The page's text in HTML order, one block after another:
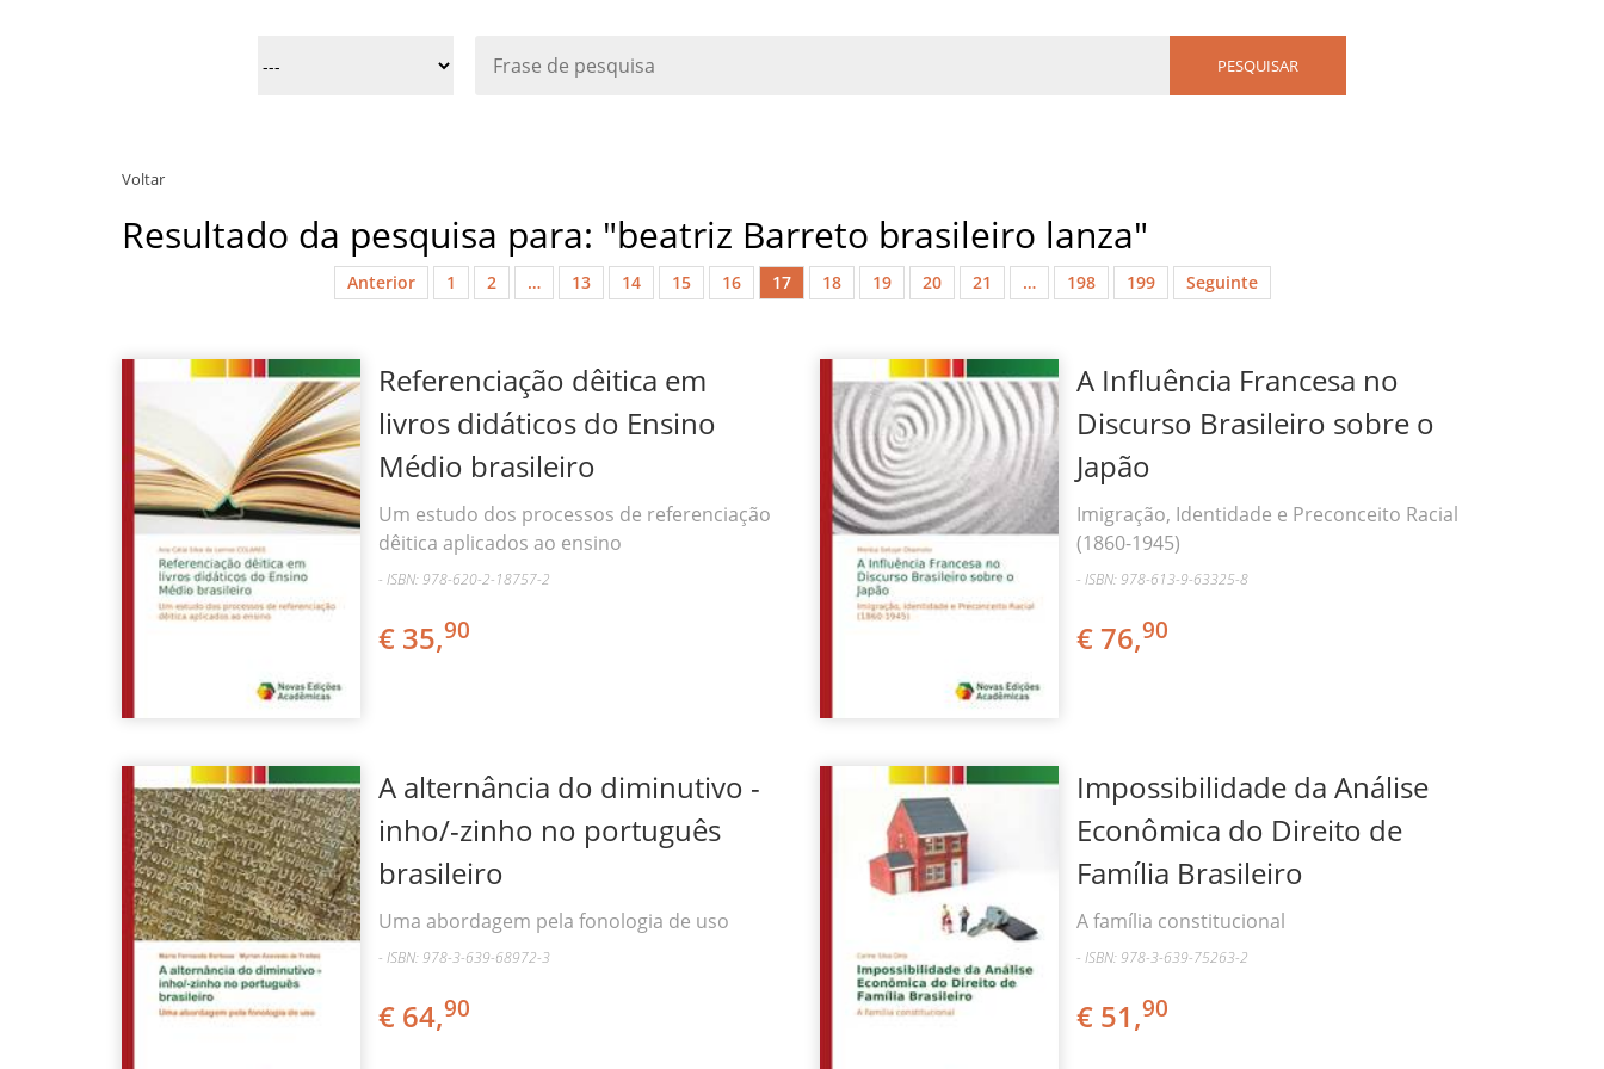
Voltar
Resultado da pesquisa para: "beatriz Barreto brasileiro lanza"
Anterior 1 2 … 13 14 15 16 17 18 19 20 21 … 198 199 Seguinte
Referenciação dêitica em
livros didáticos do Ensino
Médio brasileiro
Um estudo dos processos de referenciação
dêitica aplicados ao ensino
- ISBN: 978-620-2-18757-2
€ 35,90
A Influência Francesa no
Discurso Brasileiro sobre o
Japão
Imigração, Identidade e Preconceito Racial
(1860-1945)
- ISBN: 978-613-9-63325-8
€ 76,90
A alternância do diminutivo -
inho/-zinho no português
brasileiro
Uma abordagem pela fonologia de uso
- ISBN: 978-3-639-68972-3
€ 64,90
Impossibilidade da Análise
Econômica do Direito de
Família Brasileiro
A família constitucional
- ISBN: 978-3-639-75263-2
€ 51,90